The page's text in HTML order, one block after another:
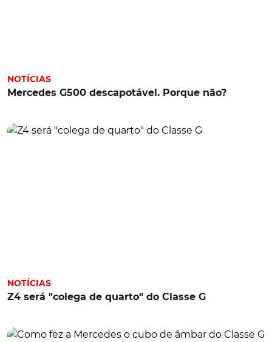
NOTÍCIAS
Mercedes G500 descapotável. Porque não?
NOTÍCIAS
Z4 será "colega de quarto" do Classe G